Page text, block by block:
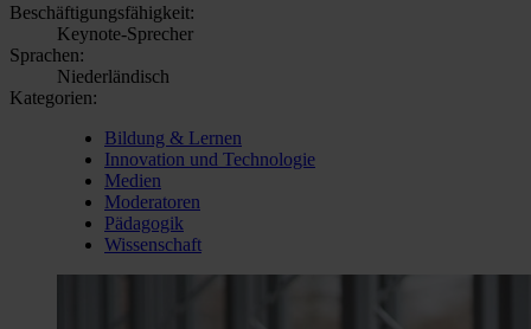
Beschäftigungsfähigkeit:
Keynote-Sprecher
Sprachen:
Niederländisch
Kategorien:
Bildung & Lernen
Innovation und Technologie
Medien
Moderatoren
Pädagogik
Wissenschaft